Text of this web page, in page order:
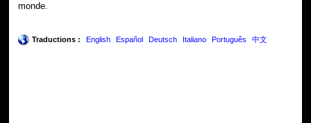
monde.
Traductions : English Español Deutsch Italiano Português 中文